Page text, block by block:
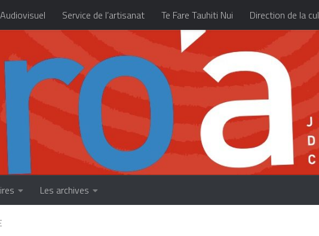
Service de l’artisanat Te Fare Tauhiti Nui Direction de la
française Les archives À propos Accueil
Les archives